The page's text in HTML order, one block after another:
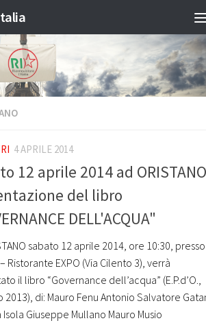
4 APRILE 2014
12 aprile 2014 ad
del libro
DELL'ACQUA"
sabato 12 aprile 2014, ore 10:30,
Ristorante EXPO (Via Cilento 3), verrà
il libro “Governance dell’acqua” (E.P.d’O.,
2013), di: Mauro Fenu Antonio Salvatore
Isola Giuseppe Mullano Mauro Musio